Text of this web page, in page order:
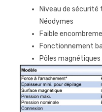
Niveau de
Néodymes
Faible
Fonctionnement
Pôles